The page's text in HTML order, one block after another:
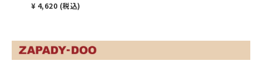
¥ 4,620 (税込)